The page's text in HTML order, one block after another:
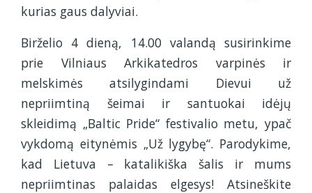
kurias gaus dalyviai.
Birželio 4 dieną, 14.00 valandą susirinkime
prie Vilniaus Arkikatedros varpinės ir
melskimės atsilygindami Dievui už
nepriimtiną šeimai ir santuokai idėjų
skleidimą „Baltic Pride“ festivalio metu, ypač
vykdomą eitynėmis „Už lygybę“. Parodykime,
kad Lietuva – katalikiška šalis ir mums
nepriimtinas palaidas elgesys! Atsineškite